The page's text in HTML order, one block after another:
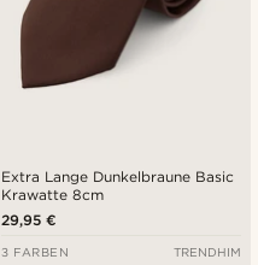
Extra Lange Dunkelbraune Basic
Krawatte 8cm
29,95 €
3 FARBEN TRENDHIM